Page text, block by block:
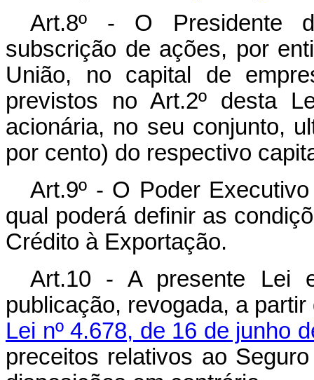
Art.8º - O Presidente
subscrição de ações, por
União, no capital de
previstos no Art.2º desta
acionária, no seu conjunto,
por cento) do respectivo
Art.9º - O Poder
qual poderá definir as
Crédito à Exportação.
Art.10 - A presente Lei
publicação, revogada, a
Lei nº 4.678, de 16 de junho
preceitos relativos ao